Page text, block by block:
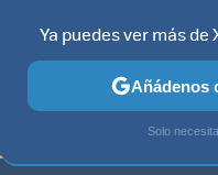
TELEVISORES
Ya puedes ver más
Añádenos
Solo